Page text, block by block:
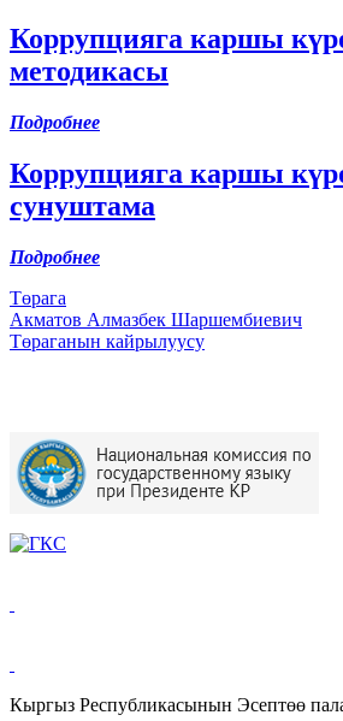
Коррупцияга каршы
методикасы
Подробнее
Коррупцияга каршы
сунуштама
Подробнее
Төрага
Акматов Алмазбек Шаршембиевич
Төраганын кайрылуусу
Кыргыз Республикасынын Эсептөө